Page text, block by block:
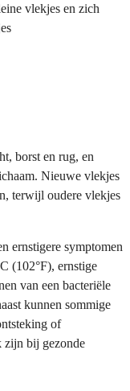
vlekjes en zich
borst en rug, en
Nieuwe vlekjes
terwijl oudere vlekjes
ernstigere symptomen
(102°F), ernstige
van een bacteriële
kunnen sommige
of
zijn bij gezonde